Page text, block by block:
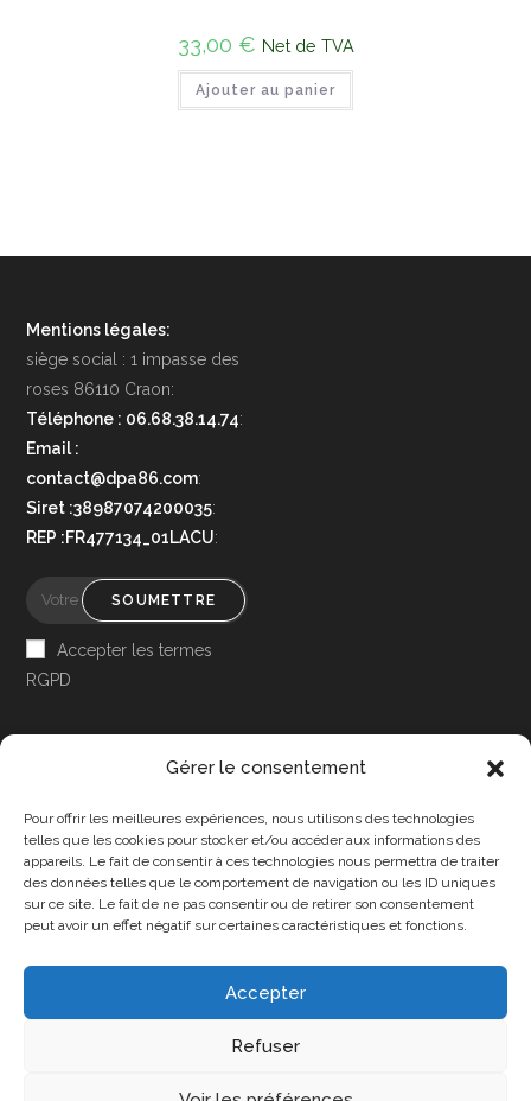
Gérer le consentement
Pour offrir les meilleures expériences, nous utilisons des technologies
telles que les cookies pour stocker et/ou accéder aux informations des
appareils. Le fait de consentir à ces technologies nous permettra de traiter
des données telles que le comportement de navigation ou les ID uniques
sur ce site. Le fait de ne pas consentir ou de retirer son consentement
peut avoir un effet négatif sur certaines caractéristiques et fonctions.
Accepter
Refuser
33,00 € Net de TVA
Ajouter au panier
Mentions légales:
siège social : 1 impasse des
roses 86110 Craon:
Téléphone : 06.68.38.14.74:
Email :
contact@dpa86.com:
Siret :38987074200035:
REP :FR477134_01LACU:
SOUMETTRE
Accepter les termes
RGPD
Accessibilité
Mon Compte
Contact
Politique de cookies (UE)